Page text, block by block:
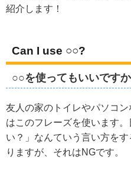
紹介します！
Can I use ○○?
○○を使ってもいいですか
友人の家のトイレやパソコ
はこのフレーズを使います
い？」なんていう言い方をす
りますが、それはNGです。